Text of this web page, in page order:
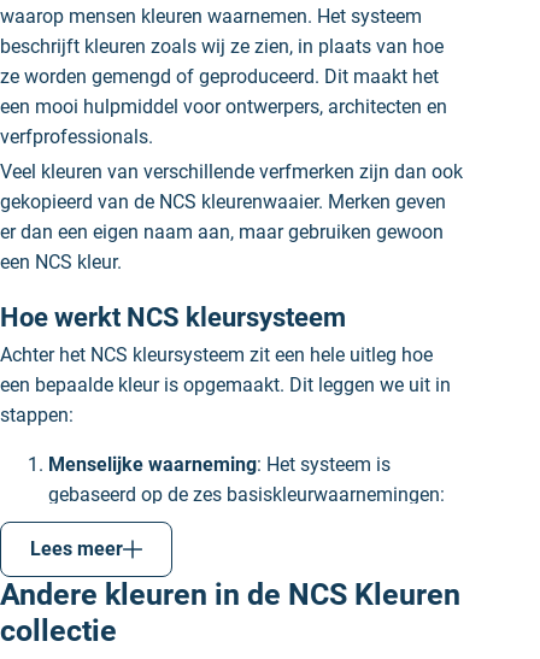
waarop mensen kleuren waarnemen. Het systeem
beschrijft kleuren zoals wij ze zien, in plaats van hoe
ze worden gemengd of geproduceerd. Dit maakt het
een mooi hulpmiddel voor ontwerpers, architecten en
verfprofessionals.
Veel kleuren van verschillende verfmerken zijn dan ook
gekopieerd van de NCS kleurenwaaier. Merken geven
er dan een eigen naam aan, maar gebruiken gewoon
een NCS kleur.
Hoe werkt NCS kleursysteem
Achter het NCS kleursysteem zit een hele uitleg hoe
een bepaalde kleur is opgemaakt. Dit leggen we uit in
stappen:
Menselijke waarneming: Het systeem is
gebaseerd op de zes basiskleurwaarnemingen:
wit (W), zwart (S), geel (Y), rood (R), blauw (B) en
groen (G). Elke kleur in het systeem wordt
beschreven als een combinatie van deze
basiswaarnemingen.
Kleurcode structuur
Lees meer
Andere kleuren in de NCS Kleuren
collectie